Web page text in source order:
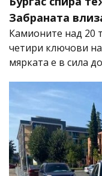
Забраната
Камионите над 20
четири ключови
мярката е в сила